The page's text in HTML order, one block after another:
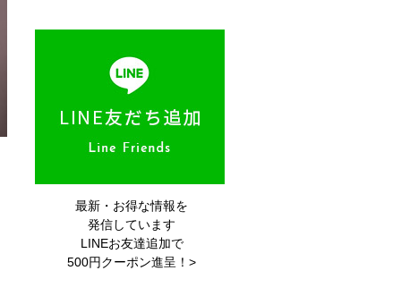
最新・お得な情報を
発信しています
LINEお友達追加で
500円クーポン進呈！>